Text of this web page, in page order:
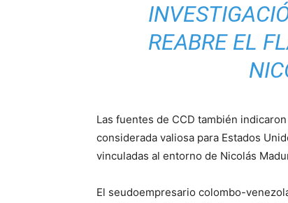
REABRE EL
Las fuentes de CCD también
considerada valiosa para Estados
vinculadas al entorno de Nicolás
El seudoempresario colombo-